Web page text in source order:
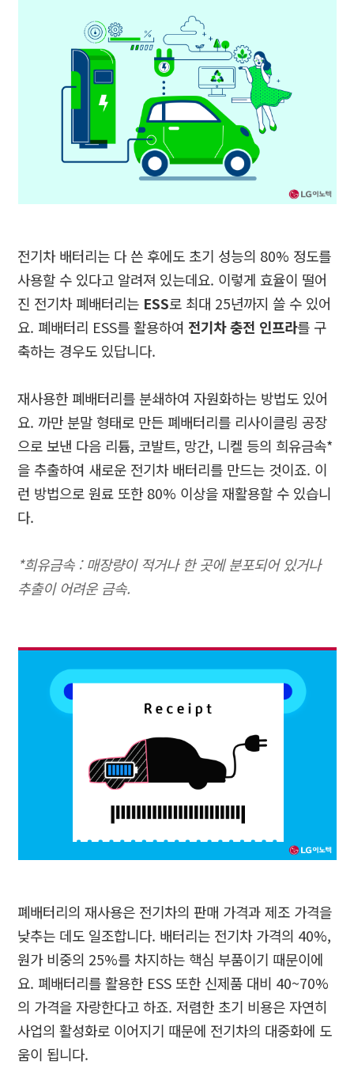
전기차 배터리는 다 쓴 후에도 초기 성능의 80% 정도를
사용할 수 있다고 알려져 있는데요. 이렇게 효율이 떨어
진 전기차 폐배터리는 ESS로 최대 25년까지 쓸 수 있어
요. 폐배터리 ESS를 활용하여전기차 충전 인프라를 구
축하는 경우도 있답니다.
재사용한 폐배터리를 분쇄하여 자원화하는 방법도 있어
요. 까만 분말 형태로 만든 폐배터리를 리사이클링 공장
으로 보낸 다음 리튬, 코발트, 망간, 니켈 등의 희유금속*
을 추출하여 새로운 전기차 배터리를 만드는 것이죠. 이
런 방법으로 원료 또한 80% 이상을 재활용할 수 있습니
다.
*희유금속 : 매장량이 적거나 한 곳에 분포되어 있거나
추출이 어려운 금속.
폐배터리의 재사용은 전기차의 판매 가격과 제조 가격을
낮추는 데도 일조합니다. 배터리는 전기차 가격의 40%,
원가 비중의 25%를 차지하는 핵심 부품이기 때문이에
요. 폐배터리를 활용한 ESS 또한 신제품 대비 40~70%
의 가격을 자랑한다고 하죠. 저렴한 초기 비용은 자연히
사업의 활성화로 이어지기 때문에 전기차의 대중화에 도
움이 됩니다.